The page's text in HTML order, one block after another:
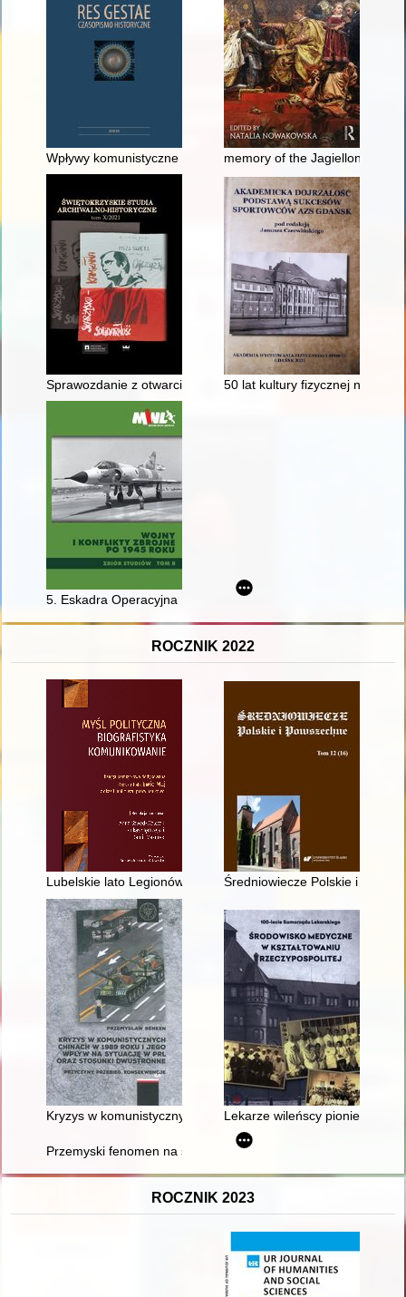
Wpływy komunistyczne w związkach zawodowych w II
memory of the Jagiellonian in
Sprawozdanie z otwarcia wystawy "Jan Paweł II - świadek
50 lat kultury fizycznej na
5. Eskadra Operacyjna : morska aktywność wojskowa ZSRR
ROCZNIK 2022
Lubelskie lato Legionów (1915)Średniowiecze Polskie i
Kryzys w komunistycznych Chinach w 1989 roku i jego
Lekarze wileńscy pionierami
Przemyski fenomen na skalę światową : "Dziennik" Reni
ROCZNIK 2023